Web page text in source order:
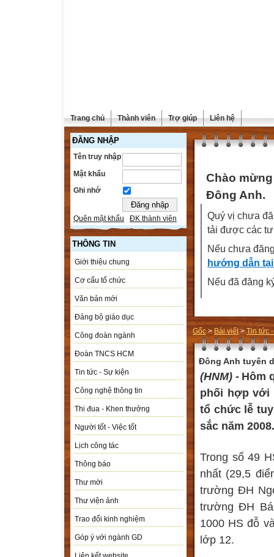
Trang chủ Thành viên Trợ giúp Liên hệ
ĐĂNG NHẬP
Tên truy nhập
Mật khẩu
Ghi nhớ
Quên mật khẩu ĐK thành viên
THÔNG TIN
Giới thiệu chung
Cơ cấu tổ chức
Văn bản mới
Đảng bộ giáo dục
Công đoàn ngành
Đoàn TNCS HCM
Tin tức - Sự kiện
Công nghệ thông tin
Thi đua - Khen thưởng
Người tốt - Việc tốt
Lịch công tác
Thông báo
Thư mời
Thư viện ảnh
Trao đổi kinh nghiệm
Góp ý với ngành GD
Chào
Đông Anh.
Quý vị chưa
tải được các
Nếu chưa
hướng dẫn
Nếu đã đăng
Gốc>Bài viết>Tin tức
Đông Anh tuyên
(HNM) - Hôm
phối hợp với
tổ chức lễ
sắc năm 2008.
Trong số 49
nhất (29,5
trường ĐH
trường ĐH
1000 HS đỗ
lớp 12.